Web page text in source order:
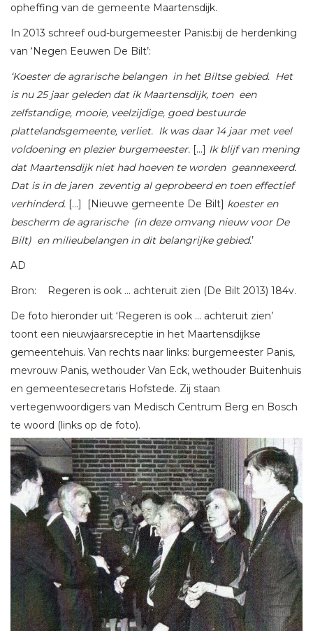
opheffing van de gemeente Maartensdijk.
In 2013 schreef oud-burgemeester Panis:bij de herdenking
van ‘Negen Eeuwen De Bilt’:
‘Koester de agrarische belangen in het Biltse gebied. Het
is nu 25 jaar geleden dat ik Maartensdijk, toen een
zelfstandige, mooie, veelzijdige, goed bestuurde
plattelandsgemeente, verliet. Ik was daar 14 jaar met veel
voldoening en plezier burgemeester. […] Ik blijf van mening
dat Maartensdijk niet had hoeven te worden geannexeerd.
Dat is in de jaren zeventig al geprobeerd en toen effectief
verhinderd. […] [Nieuwe gemeente De Bilt] koester en
bescherm de agrarische (in deze omvang nieuw voor De
Bilt) en milieubelangen in dit belangrijke gebied.’
AD
Bron: Regeren is ook … achteruit zien (De Bilt 2013) 184v.
De foto hieronder uit ‘Regeren is ook … achteruit zien’
toont een nieuwjaarsreceptie in het Maartensdijkse
gemeentehuis. Van rechts naar links: burgemeester Panis,
mevrouw Panis, wethouder Van Eck, wethouder Buitenhuis
en gemeentesecretaris Hofstede. Zij staan
vertegenwoordigers van Medisch Centrum Berg en Bosch
te woord (links op de foto).